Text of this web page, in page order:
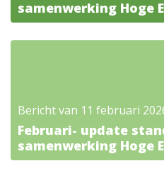
samenwerking Hoge
Bericht van 11 februari
Februari- update
samenwerking Hoge